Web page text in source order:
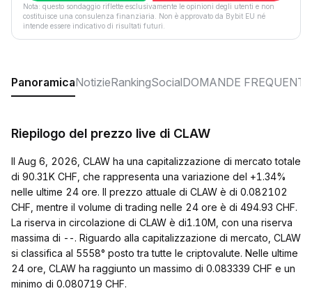
Nota: questo sondaggio riflette esclusivamente le opinioni degli utenti e non
costituisce una consulenza finanziaria. Non è approvato da Bybit EU né
intende essere indicativo di risultati futuri.
PanoramicaNotizieRankingSocialDOMANDE FREQUENTI
Riepilogo del prezzo live di CLAW
Il Aug 6, 2026, CLAW ha una capitalizzazione di mercato totale
di 90.31K CHF, che rappresenta una variazione del +1.34%
nelle ultime 24 ore. Il prezzo attuale di CLAW è di 0.082102
CHF, mentre il volume di trading nelle 24 ore è di 494.93 CHF.
La riserva in circolazione di CLAW è di1.10M, con una riserva
massima di --. Riguardo alla capitalizzazione di mercato, CLAW
si classifica al 5558° posto tra tutte le criptovalute. Nelle ultime
24 ore, CLAW ha raggiunto un massimo di 0.083339 CHF e un
minimo di 0.080719 CHF.